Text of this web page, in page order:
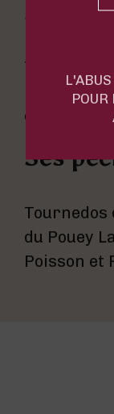
Sa
Têtu,
mauvais
Ses
du Pouey
Poisson et